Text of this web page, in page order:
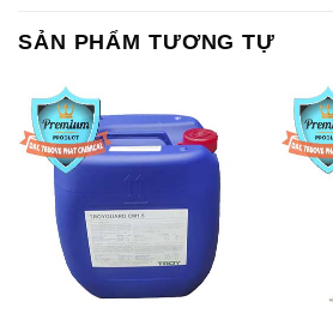
SẢN PHẨM TƯƠNG TỰ